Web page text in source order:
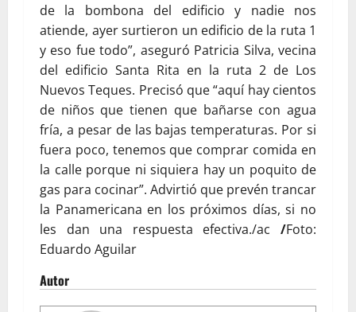
de la bombona del edificio y nadie nos
atiende, ayer surtieron un edificio de la ruta 1
y eso fue todo”, aseguró Patricia Silva, vecina
del edificio Santa Rita en la ruta 2 de Los
Nuevos Teques. Precisó que “aquí hay cientos
de niños que tienen que bañarse con agua
fría, a pesar de las bajas temperaturas. Por si
fuera poco, tenemos que comprar comida en
la calle porque ni siquiera hay un poquito de
gas para cocinar”. Advirtió que prevén trancar
la Panamericana en los próximos días, si no
les dan una respuesta efectiva./ac /Foto:
Eduardo Aguilar
Autor